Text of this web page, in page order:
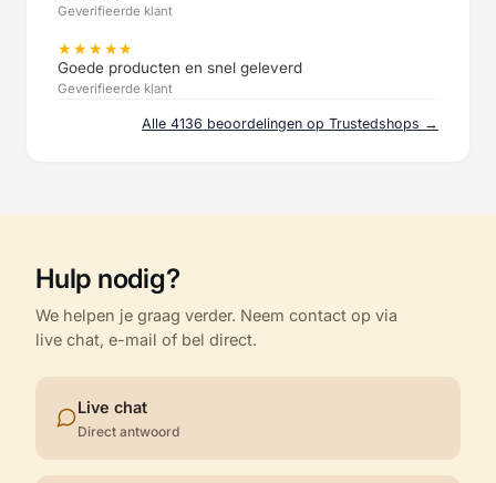
Geverifieerde klant
★★★★★
Goede producten en snel geleverd
Geverifieerde klant
Alle 4136 beoordelingen op Trustedshops →
Hulp nodig?
We helpen je graag verder. Neem contact op via
live chat, e-mail of bel direct.
Live chat
Direct antwoord